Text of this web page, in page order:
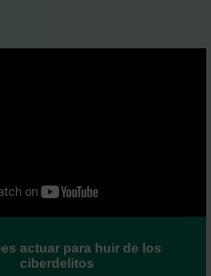
actuar para huir de los
ciberdelitos